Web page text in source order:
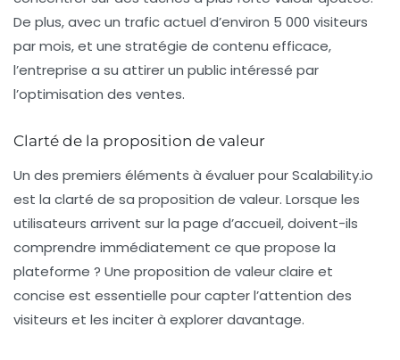
De plus, avec un trafic actuel d’environ 5 000 visiteurs
par mois, et une stratégie de contenu efficace,
l’entreprise a su attirer un public intéressé par
l’optimisation des ventes.
Clarté de la proposition de valeur
Un des premiers éléments à évaluer pour Scalability.io
est la clarté de sa proposition de valeur. Lorsque les
utilisateurs arrivent sur la page d’accueil, doivent-ils
comprendre immédiatement ce que propose la
plateforme ? Une proposition de valeur claire et
concise est essentielle pour capter l’attention des
visiteurs et les inciter à explorer davantage.